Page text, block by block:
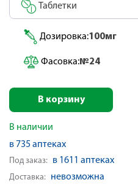
Таблетки
Дозировка:100мг
Фасовка:№24
В корзину
В наличии
в 735 аптеках
Под заказ: в 1611 аптеках
Доставка: невозможна